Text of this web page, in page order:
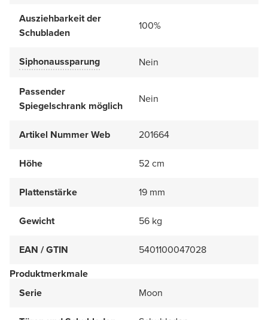
Ausziehbarkeit der
Schubladen
100%
Siphonaussparung Nein
Passender
Spiegelschrank möglich
Nein
Artikel Nummer Web 201664
Höhe 52 cm
Plattenstärke 19 mm
Gewicht 56 kg
EAN / GTIN
5401100047028
Produktmerkmale
Serie
Moon